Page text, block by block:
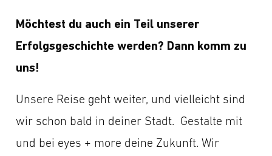
Möchtest du auch ein Teil unserer
Erfolgsgeschichte werden? Dann komm zu
uns!
Unsere Reise geht weiter, und vielleicht sind
wir schon bald in deiner Stadt. Gestalte mit
und bei eyes + more deine Zukunft. Wir